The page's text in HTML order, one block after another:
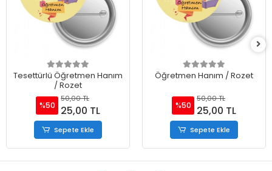
Tesettürlü Öğretmen Hanım
/ Rozet
%50
50,00 TL
25,00 TL
Sepete Ekle
Öğretmen Hanım / Rozet
%50
50,00 TL
25,00 TL
Sepete Ekle